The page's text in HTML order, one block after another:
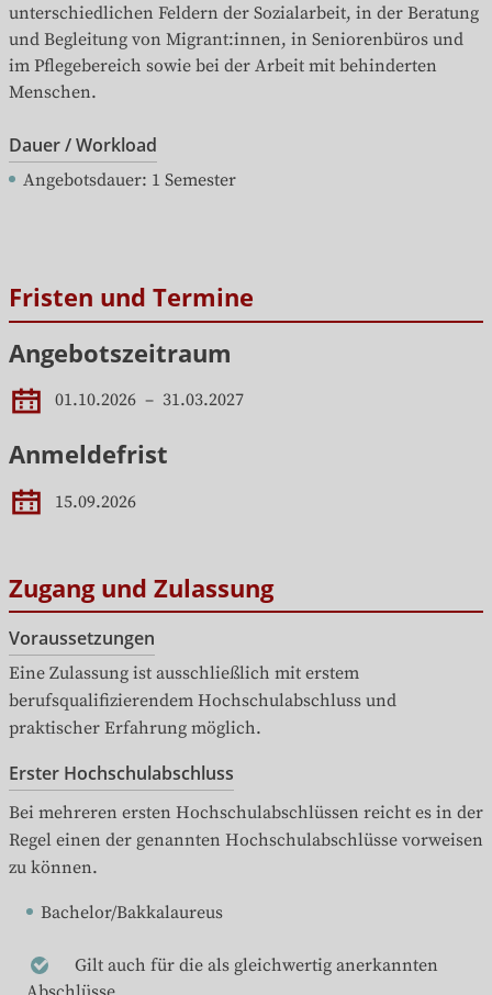
unterschiedlichen Feldern der Sozialarbeit, in der Beratung
und Begleitung von Migrant:innen, in Seniorenbüros und
im Pflegebereich sowie bei der Arbeit mit behinderten
Menschen.
Dauer / Workload
Angebotsdauer: 1 Semester
Fristen und Termine
Angebotszeitraum
01.10.2026 – 31.03.2027
Anmeldefrist
15.09.2026
Zugang und Zulassung
Voraussetzungen
Eine Zulassung ist ausschließlich mit erstem
berufsqualifizierendem Hochschulabschluss und
praktischer Erfahrung möglich.
Erster Hochschulabschluss
Bei mehreren ersten Hochschulabschlüssen reicht es in der
Regel einen der genannten Hochschulabschlüsse vorweisen
zu können.
Bachelor/Bakkalaureus
Gilt auch für die als gleichwertig anerkannten